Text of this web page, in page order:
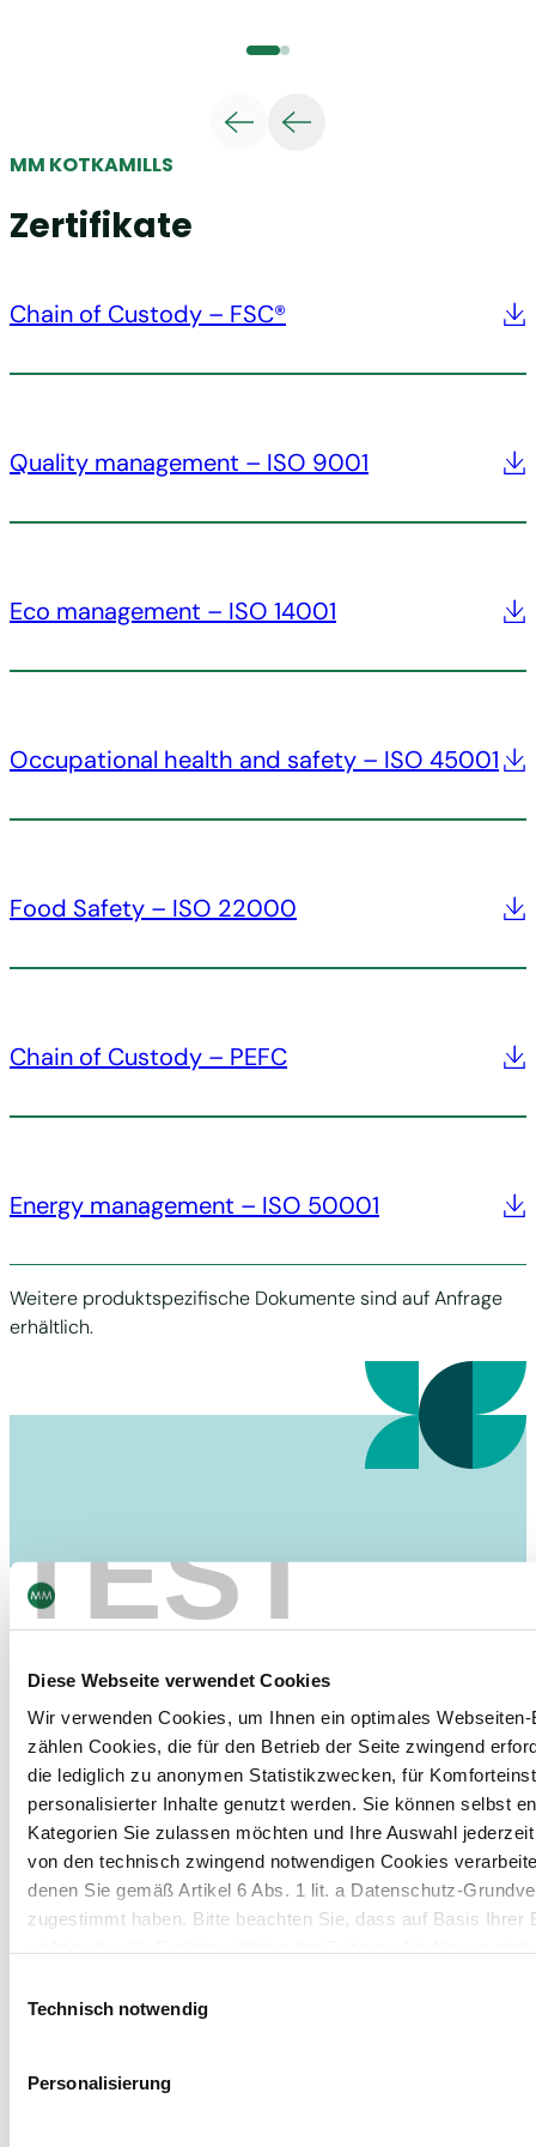
TEST
Diese Webseite verwendet Cookies
Wir verwenden Cookies, um Ihnen ein optimales
zählen Cookies, die für den Betrieb der Seite zwingend
die lediglich zu anonymen Statistikzwecken, für
personalisierter Inhalte genutzt werden. Sie können selbst
Kategorien Sie zulassen möchten und Ihre Auswahl
von den technisch zwingend notwendigen Cookies
denen Sie gemäß Artikel 6 Abs. 1 lit. a Datenschutz-
zugestimmt haben. Bitte beachten Sie, dass auf Basis Ihrer
Weitere Informationen finden Sie in unserem
Drittstaaten:
Technisch notwendig
Personalisierung
MM KOTKAMILLS
Zertifikate
Chain of Custody – FSC®
Quality management – ISO 9001
Eco management – ISO 14001
Occupational health and safety – ISO 45001
Food Safety – ISO 22000
Chain of Custody – PEFC
Energy management – ISO 50001
Weitere produktspezifische Dokumente sind auf Anfrage
erhältlich.
MM BOARD & PAPER
Related News
Erfahren Sie die neuesten Nachrichten aus der
Kartonindustrie und von MM Board & Paper.
Board & Paper
09/02/26
Kundenstories · Customer Stories
OTG setzt mit FOODBOARD® auf höchste
Standards in der Produktsicherheit
Unternehmen / Werke
Volumen & hohe Helligkeit